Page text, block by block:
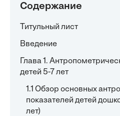
Содержание
Титульный лист
Введение
Глава 1.
детей 5-7 лет
1.1 Обзор основных
показателей детей
лет)